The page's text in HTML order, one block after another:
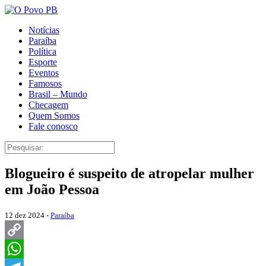
Notícias
Paraíba
Política
Esporte
Eventos
Famosos
Brasil – Mundo
Checagem
Quem Somos
Fale conosco
Blogueiro é suspeito de atropelar mulher
em João Pessoa
12 dez 2024 - Paraíba
Copy